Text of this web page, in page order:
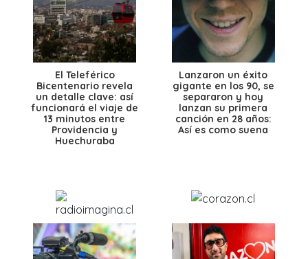
El Teleférico
Bicentenario revela
un detalle clave: así
funcionará el viaje de
13 minutos entre
Providencia y
Huechuraba
Lanzaron un éxito
gigante en los 90, se
separaron y hoy
lanzan su primera
canción en 28 años:
Así es como suena